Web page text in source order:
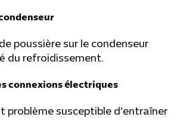
poussière sur le condenseur
du refroidissement.
connexions électriques
problème susceptible d'entraîner